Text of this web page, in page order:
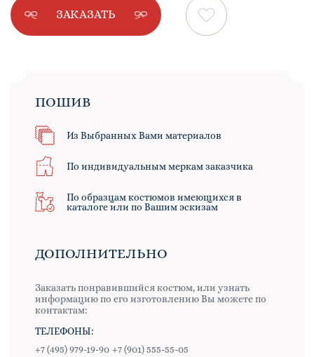
ЗАКАЗАТЬ
ПОШИВ
Из Выбранных Вами материалов
По индивидуальным меркам заказчика
По образцам костюмов имеющихся в
каталоге или по Вашим эскизам
ДОПОЛНИТЕЛЬНО
Заказать понравившийся костюм, или узнать
информацию по его изготовлению Вы можете по
контактам:
ТЕЛЕФОНЫ:
+7 (495) 979-19-90 +7 (901) 555-55-05